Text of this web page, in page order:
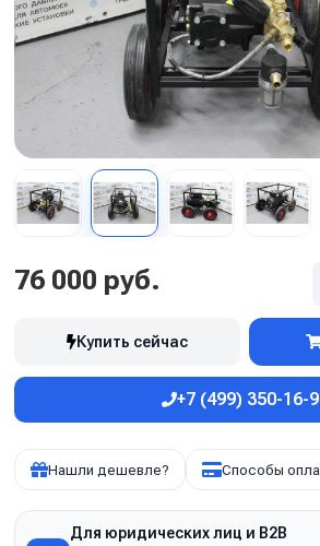
76 000 руб.
Купить сейчас
+7 (499) 350-16-
Нашли дешевле? Способы
Для юридических лиц и B2B